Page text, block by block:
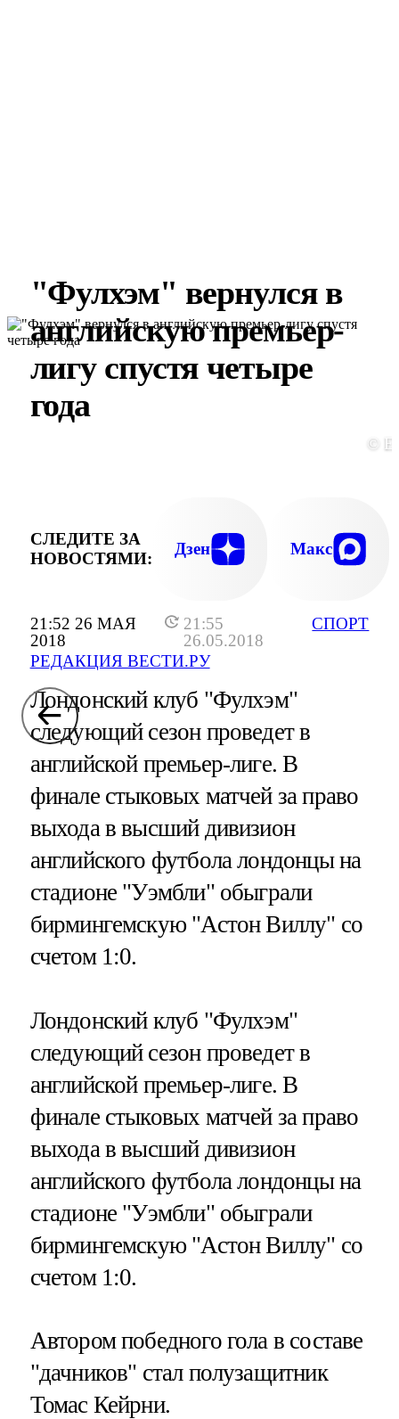
21:52 26 МАЯ
2018
21:55
26.05.2018
РЕДАКЦИЯ ВЕСТИ.РУ
СПОРТ
"Фулхэм" вернулся в
английскую премьер-
лигу спустя четыре
года
©
СЛЕДИТЕ ЗА
НОВОСТЯМИ:
Дзен Макс
Лондонский клуб "Фулхэм"
следующий сезон проведет в
английской премьер-лиге. В
финале стыковых матчей за право
выхода в высший дивизион
английского футбола лондонцы на
стадионе "Уэмбли" обыграли
бирмингемскую "Астон Виллу" со
счетом 1:0.
Лондонский клуб "Фулхэм"
следующий сезон проведет в
английской премьер-лиге. В
финале стыковых матчей за право
выхода в высший дивизион
английского футбола лондонцы на
стадионе "Уэмбли" обыграли
бирмингемскую "Астон Виллу" со
счетом 1:0.
Автором победного гола в составе
"дачников" стал полузащитник
Томас Кейрни.